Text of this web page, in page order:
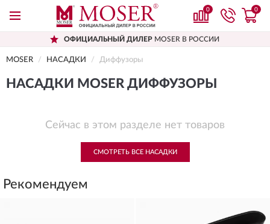
0 0
ОФИЦИАЛЬНЫЙ ДИЛЕРMOSER В РОССИИ
MOSER НАСАДКИ Диффузоры
НАСАДКИ MOSER ДИФФУЗОРЫ
Сейчас в этом разделе нет товаров
СМОТРЕТЬ ВСЕ НАСАДКИ
Рекомендуем